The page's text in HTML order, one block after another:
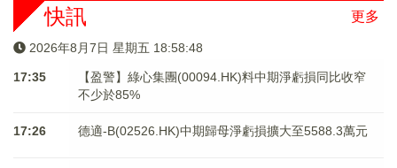
更多
快訊
2026年8月7日 星期五 18:58:49
17:35
【盈警】綠心集團(00094.HK)料中期淨虧損同比收窄
不少於85%
17:26 德適-B(02526.HK)中期歸母淨虧損擴大至5588.3萬元